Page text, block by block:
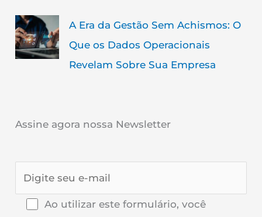
A Era da Gestão Sem Achismos: O
Que os Dados Operacionais
Revelam Sobre Sua Empresa
Assine agora nossa Newsletter
Ao utilizar este formulário, você